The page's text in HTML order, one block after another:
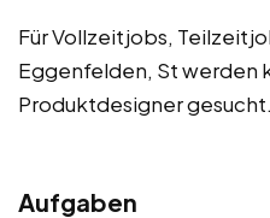
Für Vollzeitjobs,
Eggenfelden, St werden
Produktdesigner gesucht.
Aufgaben